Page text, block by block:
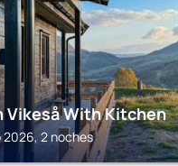
Vikeså With Kitchen
2026, 2 noches